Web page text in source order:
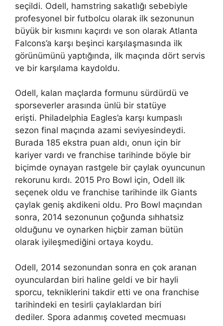
seçildi. Odell, hamstring sakatlığı sebebiyle
profesyonel bir futbolcu olarak ilk sezonunun
büyük bir kısmını kaçırdı ve son olarak Atlanta
Falcons’a karşı beşinci karşılaşmasında ilk
görünümünü yaptığında, ilk maçında dört servis
ve bir karşılama kaydoldu.
Odell, kalan maçlarda formunu sürdürdü ve
sporseverler arasında ünlü bir statüye
erişti. Philadelphia Eagles’a karşı kumpaslı
sezon final maçında azami seviyesindeydi.
Burada 185 ekstra puan aldı, onun için bir
kariyer vardı ve franchise tarihinde böyle bir
biçimde oynayan rastgele bir çaylak oyuncunun
rekorunu kırdı. 2015 Pro Bowl için, Odell ilk
seçenek oldu ve franchise tarihinde ilk Giants
çaylak geniş akdikeni oldu. Pro Bowl maçından
sonra, 2014 sezonunun çoğunda sıhhatsiz
olduğunu ve oynarken hiçbir zaman bütün
olarak iyileşmediğini ortaya koydu.
Odell, 2014 sezonundan sonra en çok aranan
oyunculardan biri haline geldi ve bir hayli
sporcu, tekniklerini takdir etti ve ona franchise
tarihindeki en tesirli çaylaklardan biri
dediler. Spora adanmış coveted mecmuası